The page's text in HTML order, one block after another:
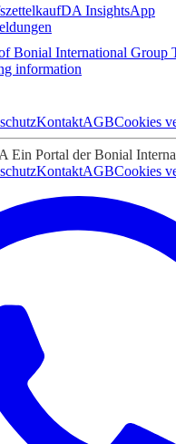
kaufDA InsightsApp
Bonial International Group
information
KontaktAGBCookies
Ein Portal der Bonial
KontaktAGBCookies